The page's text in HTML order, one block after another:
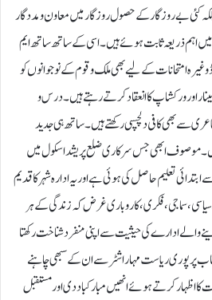
کئی بے روزگار کے حصول روزگار میں معاون و مددگار
اہم ذریعہ ثابت ہوئے ہیں۔ اسی کے ساتھ ساتھ ایم
امتحانات کے لیے بھی ملک و قوم کے نوجوانوں کو
اور ورکشاپ کا انعقاد کرتے رہتے ہیں۔ درس و
بھی کافی دلچسپی رکھتے ہیں۔ ساتھ ہی جدید
ابھی جس سرکاری ضلع پریشد اسکول میں
تعلیم حاصل کی ہوئی ہے اور یہ ادارہ شہر کا قدیم
، سماجی ، فکری، کاروباری غرض کہ زندگی کے ہر
والے ادارے کی حیثیت سے اپنی منفرد شناخت رکھتا
پر پوری ریاست مہاراشٹر سے ان کے سبھی چاہنے
اظہار کرتے ہوئے انھیں مبارکباد دی اور مستقبل